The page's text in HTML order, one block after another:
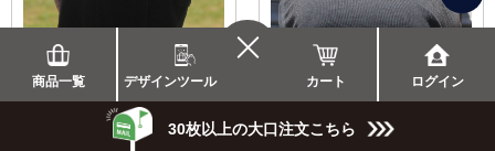
商品一覧 デザインツール カート ログイン
30枚以上の大口注文こちら
ぺたんこポーチ（Ｓ）
コットン 12oz
1枚 1,309円（税込）
まとめて割/
ぺたんこポーチ（Ｍ）
1枚 1,419円（税込）
\まとめて割/